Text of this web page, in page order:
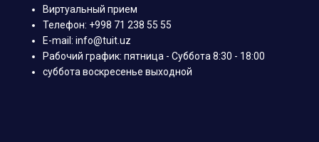
Виртуальный прием
Телефон: +998 71 238 55 55
E-mail: info@tuit.uz
Рабочий график: пятница - Суббота 8:30 - 18:00
суббота воскресенье выходной